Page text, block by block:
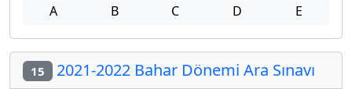
A B C D E
15 2021-2022 Bahar Dönemi Ara Sınavı